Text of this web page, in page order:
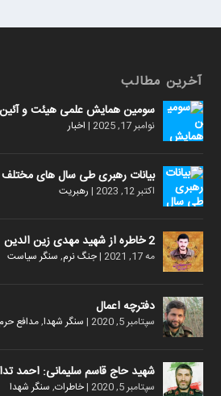
آخرین مطالب
سومین همایش علمی هیئت و
نوامبر 17, 2025 | اخبار
بیانات رهبری طی سال های مختلف
اکتبر 12, 2023 | رهبریت
2 خاطره از شهید مهدی زین الدین
مه 17, 2021 |جنگ نرم, سنگر سیاست
دفترچه اعمال
سپتامبر 5, 2020 | سنگر شهدا,مدافع حرم
شهید حاج قاسم سلیمانی: احمد
سپتامبر 5, 2020 |خاطرات, سنگر شهدا